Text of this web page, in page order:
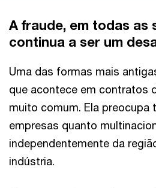
A fraude, em todas as
continua a ser um
Uma das formas mais
que acontece em contratos
muito comum. Ela preocupa
empresas quanto
independentemente da
indústria.